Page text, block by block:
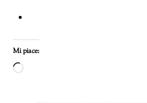
Mi piace:
Caricamento